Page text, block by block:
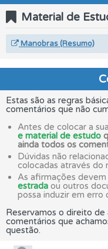
Material de
Manobras (Resumo)
Estas são as regras
comentários que não
Antes de colocar a
e material de estudo
ainda todos os
Dúvidas não
colocadas através do
As afirmações
estrada ou outros
possa induzir em erro
Reservamos o direito de
comentários que
questão.